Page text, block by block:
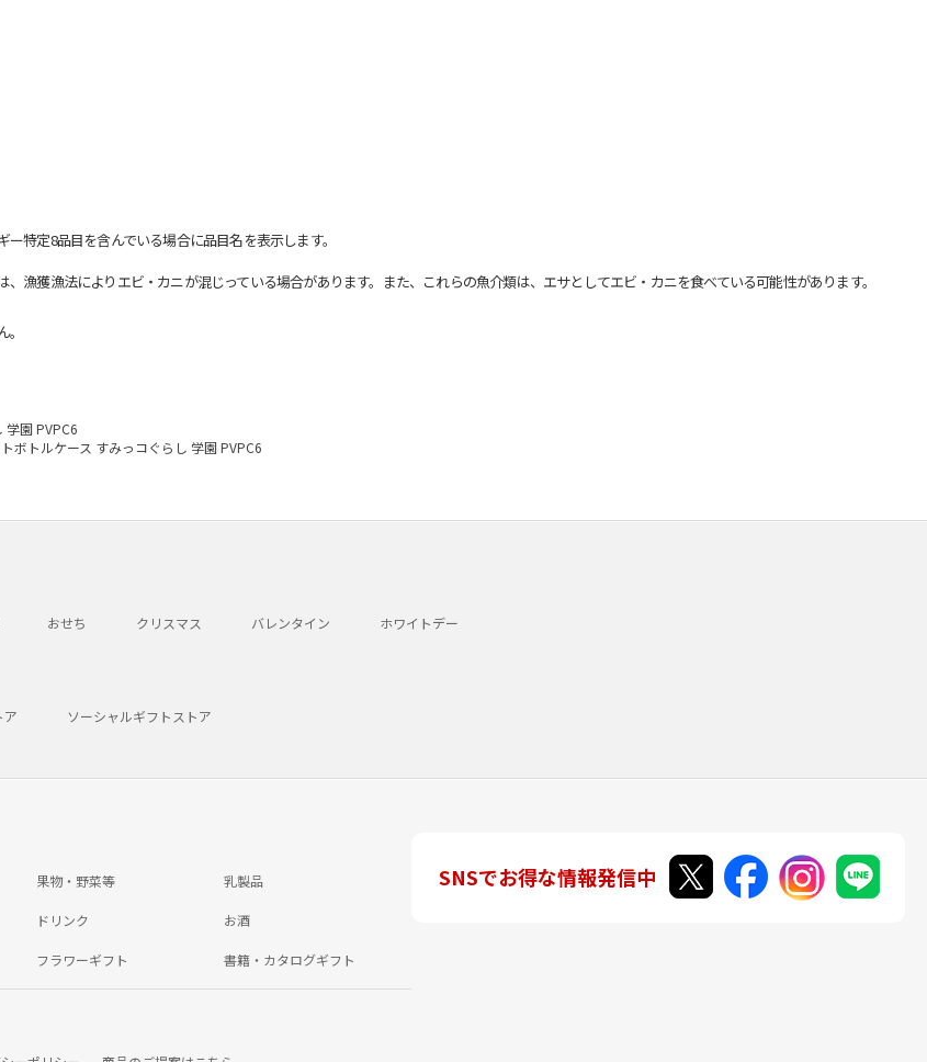
特定8品目を含んでいる場合に品目名を表示します。
獲漁法によりエビ・カニが混じっている場合があります。また、これらの魚介類は、エサとしてエビ・カニを食べている可能性があります。
学園 PVPC6
ボトルケース すみっコぐらし 学園 PVPC6
おせち クリスマス バレンタイン ホワイトデー
ア ソーシャルギフトストア
果物・野菜等 乳製品
ドリンク お酒
フラワーギフト 書籍・カタログギフト
SNSでお得な情報発信中